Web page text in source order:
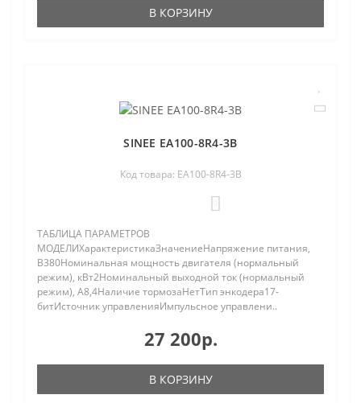
В КОРЗИНУ
SINEE EA100-8R4-3B
Код товара: EA100-8R4-3B
ТАБЛИЦА ПАРАМЕТРОВ
МОДЕЛИХарактеристикаЗначениеНапряжение питания,
В380Номинальная мощность двигателя (нормальный
режим), кВт2Номинальный выходной ток (нормальный
режим), A8,4Наличие тормозаНетТип энкодера17-
битИсточник управленияИмпульсное управлени..
27 200р.
В КОРЗИНУ